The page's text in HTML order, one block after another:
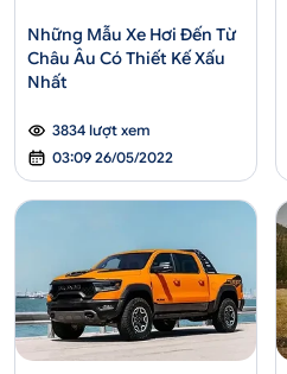
Những Mẫu Xe Hơi Đến Từ
Châu Âu Có Thiết Kế Xấu
Nhất
3834 lượt xem
03:09 26/05/2022